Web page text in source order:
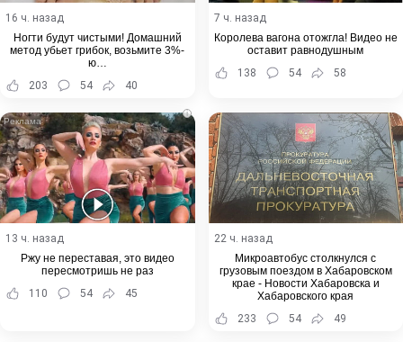
16 ч. назад
Ногти будут чистыми! Домашний
метод убьет грибок, возьмите 3%-
ю…
203
54 40
7 ч. назад
Королева вагона отожгла! Видео не
оставит равнодушным
138
54 58
i
13 ч. назад
Ржу не переставая, это видео
пересмотришь не раз
110
54 45
22 ч. назад
Микроавтобус столкнулся с
грузовым поездом в Хабаровском
крае - Новости Хабаровска и
Хабаровского края
233
54 49